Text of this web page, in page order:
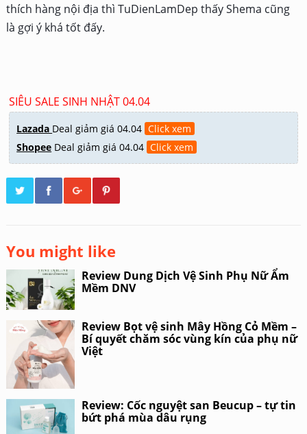
thích hàng nội địa thì TuDienLamDep thấy Shema cũng
là gợi ý khá tốt đấy.
SIÊU SALE SINH NHẬT 04.04
Lazada Deal giảm giá 04.04 Click xem
Shopee Deal giảm giá 04.04 Click xem
You might like
Review Dung Dịch Vệ Sinh Phụ Nữ Ẩm
Mềm DNV
Review Bọt vệ sinh Mây Hồng Cỏ Mềm –
Bí quyết chăm sóc vùng kín của phụ nữ
Việt
Review: Cốc nguyệt san Beucup – tự tin
bứt phá mùa dâu rụng